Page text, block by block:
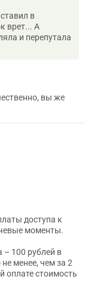
в
врет... А
и перепутала
вы же
доступа к
моменты.
100 рублей в
менее, чем за 2
оплате стоимость